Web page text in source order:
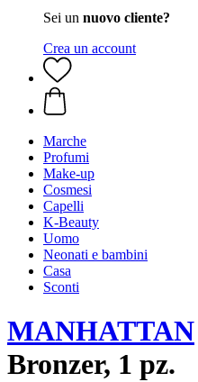
Sei un nuovo cliente?
Crea un account
Marche
Profumi
Make-up
Cosmesi
Capelli
K-Beauty
Uomo
Neonati e bambini
Casa
Sconti
MANHATTAN
Bronzer, 1 pz.